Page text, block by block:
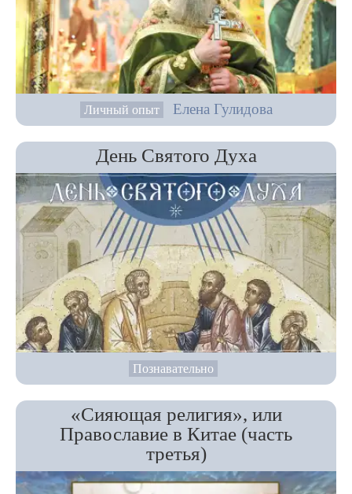
Личный опыт Елена Гулидова
День Святого Духа
Познавательно
«Сияющая религия», или
Православие в Китае (часть
третья)